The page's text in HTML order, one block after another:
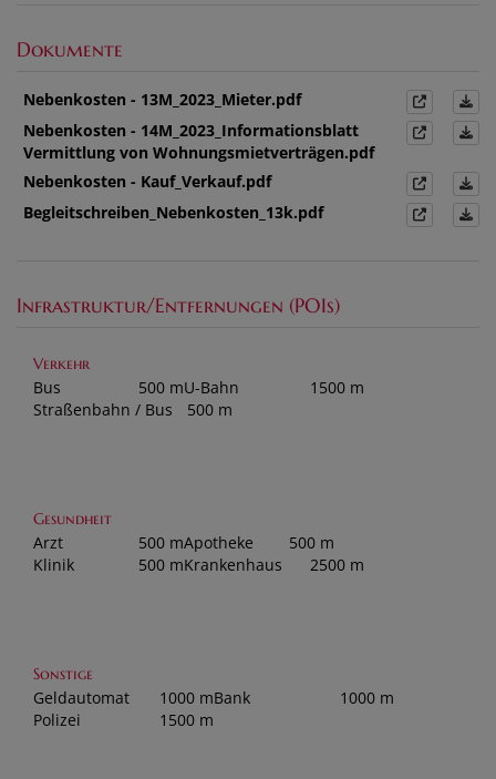
Dokumente
Nebenkosten - 13M_2023_Mieter.pdf
Nebenkosten - 14M_2023_Informationsblatt
Vermittlung von Wohnungsmietverträgen.pdf
Nebenkosten - Kauf_Verkauf.pdf
Begleitschreiben_Nebenkosten_13k.pdf
Infrastruktur/Entfernungen (POIs)
Verkehr
Bus 500 mU-Bahn
1500 m
Straßenbahn / Bus
500 m
Gesundheit
Arzt 500 mApotheke
500 m
Klinik
500 mKrankenhaus 2500 m
Sonstige
Geldautomat 1000 mBank
1000 m
Polizei
1500 m